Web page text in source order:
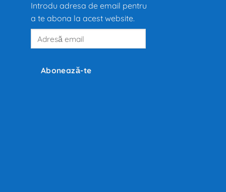
Introdu adresa de email pentru
a te abona la acest website.
Adresă
Abonează-te